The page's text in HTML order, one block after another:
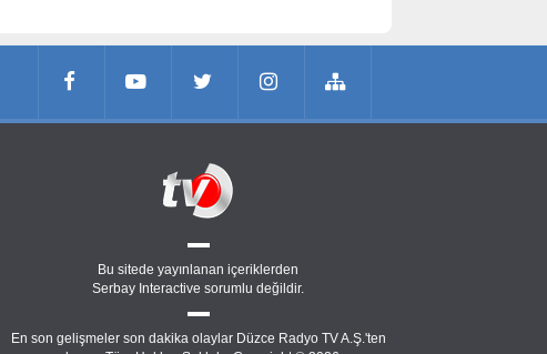
Bu sitede yayınlanan içeriklerden
Serbay Interactive sorumlu değildir.
En son gelişmeler son dakika olaylar Düzce Radyo TV A.Ş.'ten